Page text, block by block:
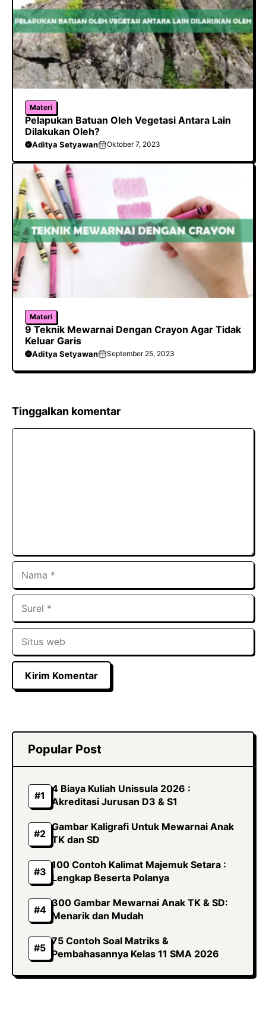
Materi
Pelapukan Batuan Oleh Vegetasi Antara Lain
Dilakukan Oleh?
Aditya Setyawan Oktober 7, 2023
Materi
9 Teknik Mewarnai Dengan Crayon Agar Tidak
Keluar Garis
Aditya Setyawan September 25, 2023
Tinggalkan komentar
Komentar
Nama
Surel
Situs
web
Popular Post
4 Biaya Kuliah Unissula 2026 :
Akreditasi Jurusan D3 & S1
Gambar Kaligrafi Untuk Mewarnai Anak
TK dan SD
100 Contoh Kalimat Majemuk Setara :
Lengkap Beserta Polanya
300 Gambar Mewarnai Anak TK & SD:
Menarik dan Mudah
75 Contoh Soal Matriks &
Pembahasannya Kelas 11 SMA 2026